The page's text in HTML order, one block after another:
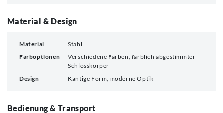
Material & Design
Material
Stahl
Farboptionen
Verschiedene Farben, farblich abgestimmter
Schlosskörper
Design
Kantige Form, moderne Optik
Bedienung & Transport